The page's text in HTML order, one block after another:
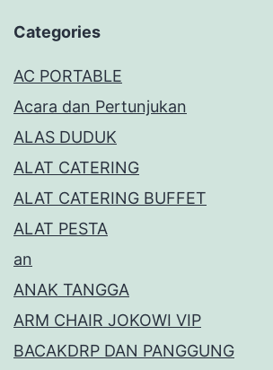
Categories
AC PORTABLE
Acara dan Pertunjukan
ALAS DUDUK
ALAT CATERING
ALAT CATERING BUFFET
ALAT PESTA
an
ANAK TANGGA
ARM CHAIR JOKOWI VIP
BACAKDRP DAN PANGGUNG